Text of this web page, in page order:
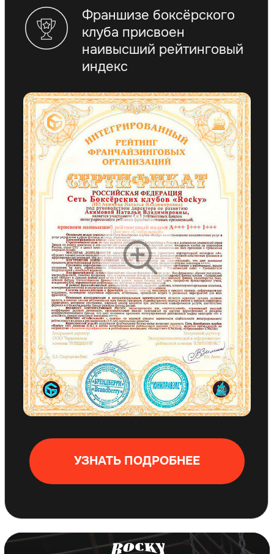
до мелочей
Подходит для первого бизнеса
Бизнес, где можно
заработать и которым
легко управлять
Максимально быстрая окупаемость
— 6 месяцев
Авторская система маркетинга и
продаж
Вам не нужно разбираться в
тонкостях, маркетинге и продажах
Поддержка от
открытия боксёрского
зала до его
масштабирования
Закрытый клуб партнеров и
предпринимателей FCG